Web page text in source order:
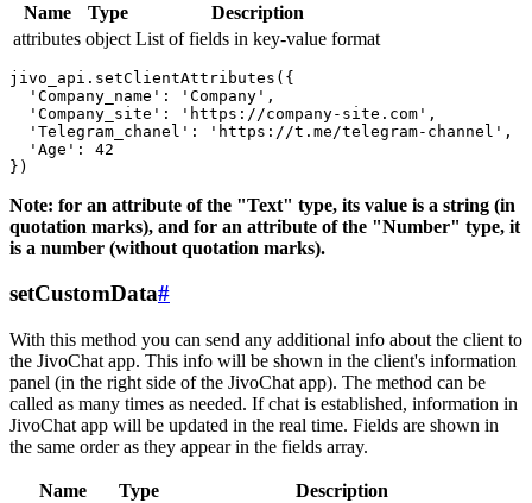
Name Type
Description
attributes object List of fields in key-value format
jivo_api.setClientAttributes({
  'Company_name': 'Company',
  'Company_site': 'https://company-site.com',
  'Telegram_chanel': 'https://t.me/telegram-channel',
  'Age': 42
Note: for an attribute of the "Text" type, its value is a string (in
quotation marks), and for an attribute of the "Number" type, it
is a number (without quotation marks).
setCustomData#
With this method you can send any additional info about the client to
the JivoChat app. This info will be shown in the client's information
panel (in the right side of the JivoChat app). The method can be
called as many times as needed. If chat is established, information in
JivoChat app will be updated in the real time. Fields are shown in
the same order as they appear in the fields array.
Name Type
Description